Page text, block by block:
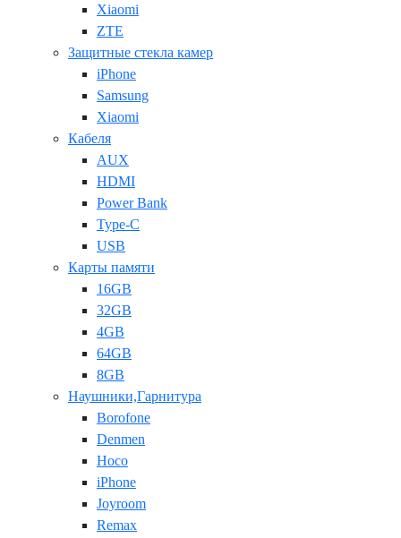
Xiaomi
ZTE
Защитные стекла камер
iPhone
Samsung
Xiaomi
Кабеля
AUX
HDMI
Power Bank
Type-C
USB
Карты памяти
16GB
32GB
4GB
64GB
8GB
Наушники,Гарнитура
Borofone
Denmen
Hoco
iPhone
Joyroom
Remax